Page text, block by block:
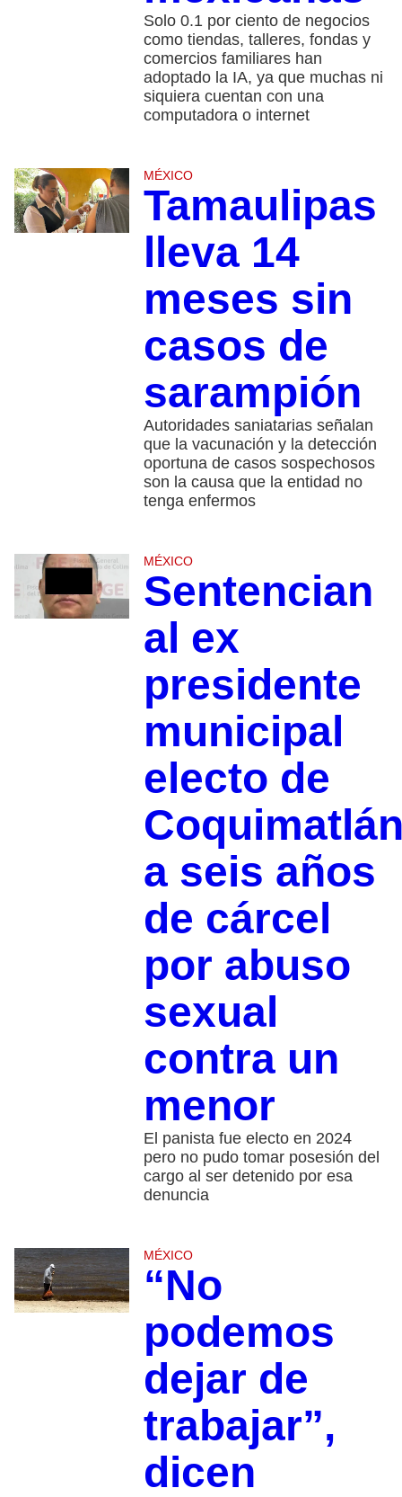
Solo 0.1 por ciento de negocios
como tiendas, talleres, fondas y
comercios familiares han
adoptado la IA, ya que muchas ni
siquiera cuentan con una
computadora o internet
MÉXICO
Tamaulipas
lleva 14
meses sin
casos de
sarampión
Autoridades saniatarias señalan
que la vacunación y la detección
oportuna de casos sospechosos
son la causa que la entidad no
tenga enfermos
MÉXICO
Sentencian
al ex
presidente
municipal
electo de
a seis años
de cárcel
por abuso
sexual
contra un
menor
El panista fue electo en 2024
pero no pudo tomar posesión del
cargo al ser detenido por esa
denuncia
MÉXICO
“No
podemos
dejar de
trabajar”,
dicen